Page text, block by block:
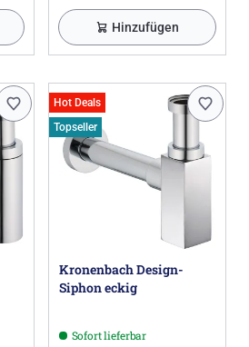
Hinzufügen
Hot Deals
Topseller
Kronenbach Design-
Siphon eckig
Sofort lieferbar